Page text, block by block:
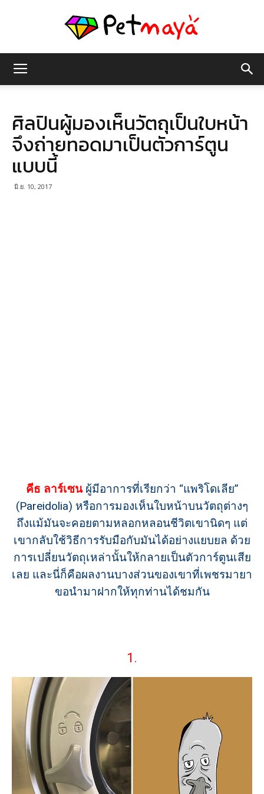
มายา
ศิลปินผู้มองเห็นวัตถุเป็นใบหน้า
จึงถ่ายทอดมาเป็นตัวการ์ตูน
แบบนี้
มิ.ย. 10, 2017
คีธ ลาร์เซนผู้มีอาการที่เรียกว่า “แพริโดเลีย”
(Pareidolia) หรือการมองเห็นใบหน้าบนวัตถุต่างๆ
ถึงแม้มันจะคอยตามหลอกหลอนชีวิตเขานิดๆ แต่
เขากลับใช้วิธีการรับมือกับมันได้อย่างแยบยล ด้วย
การเปลี่ยนวัตถุเหล่านั้นให้กลายเป็นตัวการ์ตูนเสีย
เลย และนี่ก็คือผลงานบางส่วนของเขาที่เพชรมายา
ขอนำมาฝากให้ทุกท่านได้ชมกัน
1.